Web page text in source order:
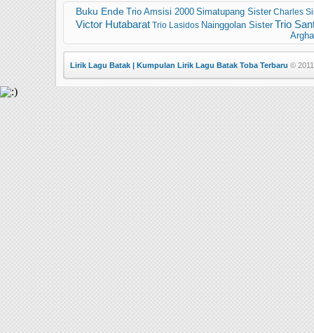
Buku Ende Trio Amsisi 2000 Simatupang Sister Charles
Victor Hutabarat Trio Lasidos Nainggolan Sister Trio
Lirik Lagu Batak | Kumpulan Lirik Lagu Batak Toba Terbaru ©